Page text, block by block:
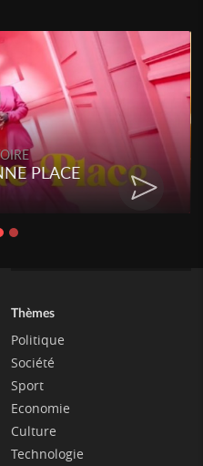
PLACE
Thèmes
Politique
Société
Sport
Economie
Culture
Technologie